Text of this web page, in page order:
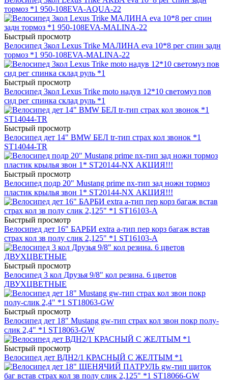
тормоз *1 950-108EVA-AQUA-22
Быстрый просмотр
Велосипед 3кол Lexus Trike МАЛИНА eva 10*8 рег спин задн
тормоз *1 950-108EVA-MALINA-22
Быстрый просмотр
Велосипед 3кол Lexus Trike moto надув 12*10 светомуз пов
сид рег спинка склад руль *1
Быстрый просмотр
Велосипед дет 14" BMW БЕЛ tr-тип страх кол звонок *1
ST14044-TR
Быстрый просмотр
Велосипед подр 20" Mustang prime nx-тип зад ножн тормоз
пластик крылья звон 1* ST20144-NX АКЦИЯ!!!
Быстрый просмотр
Велосипед дет 16" БАРБИ extra a-тип пер корз багаж встав
страх кол зв полу слик 2,125" *1 ST16103-A
Быстрый просмотр
Велосипед 3 кол Друзья 9/8" кол резина. 6 цветов
ДВУХЦВЕТНЫЕ
Быстрый просмотр
Велосипед дет 18" Mustang gw-тип страх кол звон покр полу-
слик 2,4" *1 ST18063-GW
Быстрый просмотр
Велосипед дет ВДН2/1 КРАСНЫЙ С ЖЕЛТЫМ *1